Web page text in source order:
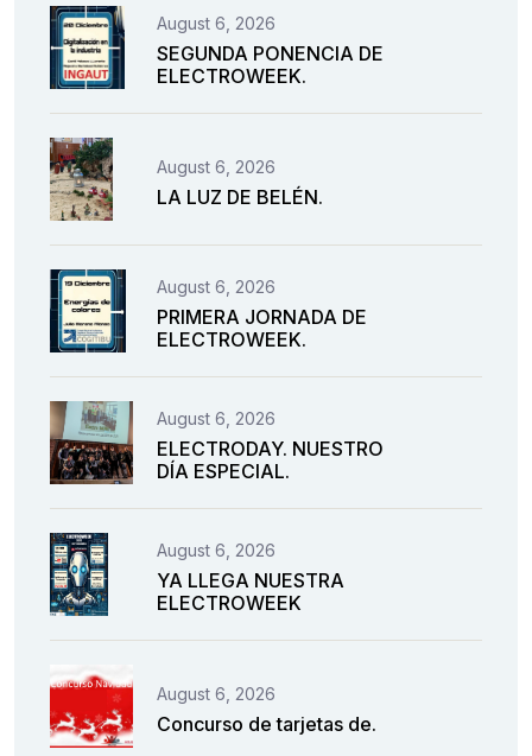
August 6, 2026
SEGUNDA PONENCIA DE
ELECTROWEEK.
August 6, 2026
LA LUZ DE BELÉN.
August 6, 2026
PRIMERA JORNADA DE
ELECTROWEEK.
August 6, 2026
ELECTRODAY. NUESTRO
DÍA ESPECIAL.
August 6, 2026
YA LLEGA NUESTRA
ELECTROWEEK
August 6, 2026
Concurso de tarjetas de.